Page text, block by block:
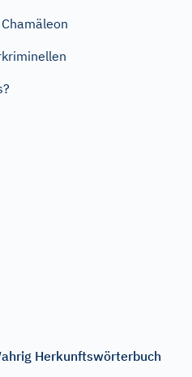
Herkunftswörterbuch